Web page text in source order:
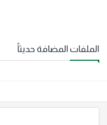
الملفات المضافة حديثاً